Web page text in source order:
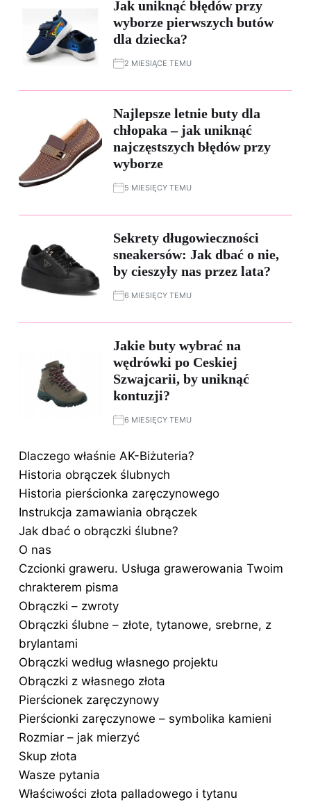
Jak uniknąć błędów przy
wyborze pierwszych butów
dla dziecka?
2 MIESIĄCE TEMU
Najlepsze letnie buty dla
chłopaka – jak uniknąć
najczęstszych błędów przy
wyborze
5 MIESIĘCY TEMU
Sekrety długowieczności
sneakersów: Jak dbać o nie,
by cieszyły nas przez lata?
6 MIESIĘCY TEMU
Jakie buty wybrać na
wędrówki po Ceskiej
Szwajcarii, by uniknąć
kontuzji?
6 MIESIĘCY TEMU
Dlaczego właśnie AK-Biżuteria?
Historia obrączek ślubnych
Historia pierścionka zaręczynowego
Instrukcja zamawiania obrączek
Jak dbać o obrączki ślubne?
O nas
Czcionki graweru. Usługa grawerowania Twoim
chrakterem pisma
Obrączki – zwroty
Obrączki ślubne – złote, tytanowe, srebrne, z
brylantami
Obrączki według własnego projektu
Obrączki z własnego złota
Pierścionek zaręczynowy
Pierścionki zaręczynowe – symbolika kamieni
Rozmiar – jak mierzyć
Skup złota
Wasze pytania
Właściwości złota palladowego i tytanu